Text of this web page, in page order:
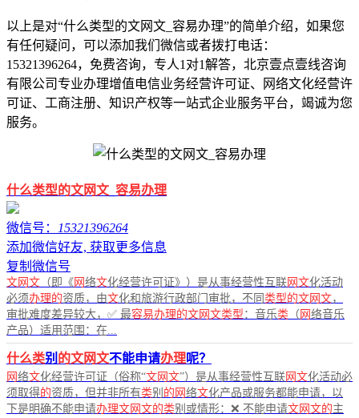
以上是对“什么类型的文网文_容易办理”的简单介绍，如果您
有任何疑问，可以添加我们微信或者拨打电话：
15321396264，免费咨询，专人1对1解答，北京壹点壹线咨询
有限公司专业办理增值电信业务经营许可证、网络文化经营许
可证、工商注册、知识产权等一站式企业服务平台，竭诚为您
服务。
什么类型的文网文 容易办理
微信号： 15321396264
添加微信好友, 获取更多信息
复制微信号
文网文 （即《 网 络文化经营许可证》）是从事经营性互联网文化活动
必须办理的资质，由文化和旅游行政部门审批，不同 类型的文网文，
审批难度差异较大，✅ 最容易办理的文网文类型 ：音乐类 （ 网 络音乐
产品）适用范围：在...
什么类别 的文网文不能申请办理呢？
网 络文化经营许可证（俗称“文网文”）是从事经营性互联网文化活动必
须取得的资质，但并非所有类别 的网 络文化产品或服务都能申请，以
下是明确不能申请办理文网文的类别或情形：❌ 不能申请文网文的主